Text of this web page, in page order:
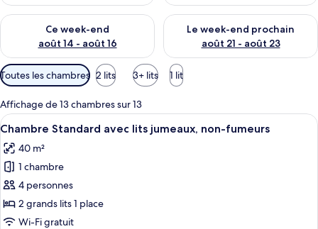
é
s
p
e
s
Ce week-end
août 14 - août 16
Vérifier la disponibilité pour ce week-end août 14 - août 16
Le week-end prochain
août 21 - août 23
Vérifier la disponibilité pour
Filtres
disponibles
pour
les
chambres
Toutes les chambres 2 lits 3+ lits 1 lit
Affichage de 13 chambres sur 13
Afficher
toutes
les
photos
pour
ce
type
Une chambre d’hôtel avec un
12
Chambre Standard avec lits jumeaux, non-fumeurs
40 m²
1 chambre
4 personnes
2 grands lits 1 place
Wi-Fi gratuit